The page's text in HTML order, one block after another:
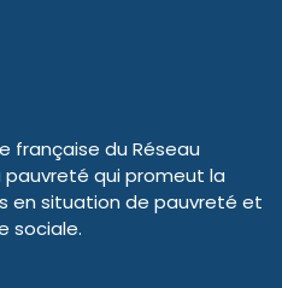
française du Réseau
qui promeut la
en situation de pauvreté et
sociale.